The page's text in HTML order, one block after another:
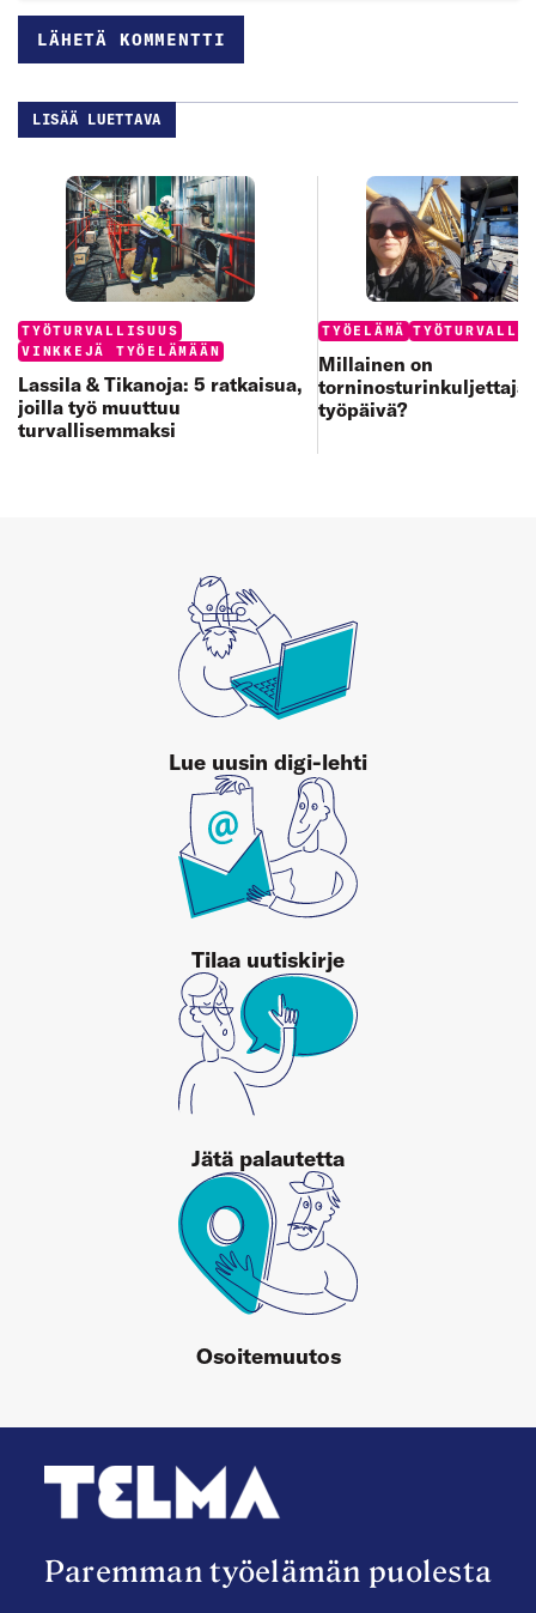
LISÄÄ LUETTAVA
Categories:
TYÖTURVALLISUUS
VINKKEJÄ TYÖELÄMÄÄN
Lassila & Tikanoja: 5 ratkaisua,
joilla työ muuttuu
turvallisemmaksi
Categories:
TYÖELÄMÄ
Millainen on
työpäivä?
Lue uusin digi-lehti
Tilaa uutiskirje
Jätä palautetta
Osoitemuutos
Paremman työelämän puolesta